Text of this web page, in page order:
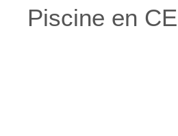
Piscine en